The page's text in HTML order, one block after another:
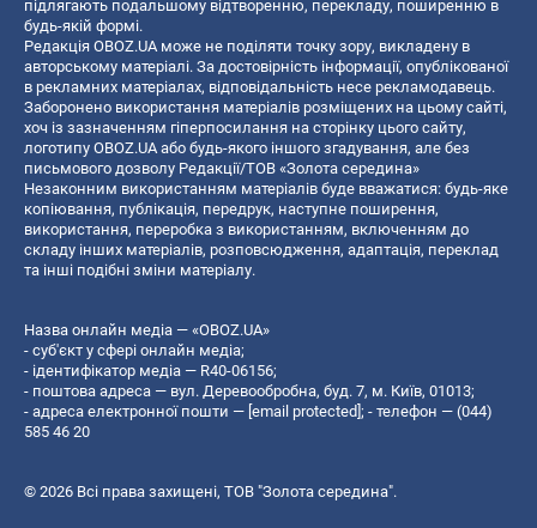
підлягають подальшому відтворенню, перекладу, поширенню в
будь-якій формі.
Редакція OBOZ.UA може не поділяти точку зору, викладену в
авторському матеріалі. За достовірність інформації, опублікованої
в рекламних матеріалах, відповідальність несе рекламодавець.
Заборонено використання матеріалів розміщених на цьому сайті,
хоч із зазначенням гіперпосилання на сторінку цього сайту,
логотипу OBOZ.UA або будь-якого іншого згадування, але без
письмового дозволу Редакції/ТОВ «Золота середина»
Незаконним використанням матеріалів буде вважатися: будь-яке
копiювання, публiкацiя, передрук, наступне поширення,
використання, переробка з використанням, включенням до
складу інших матеріалів, розповсюдження, адаптація, переклад
та інші подібні зміни матеріалу.
Назва онлайн медіа — «OBOZ.UA»
- суб'єкт у сфері онлайн медіа;
- ідентифікатор медіа — R40-06156;
- поштова адреса — вул. Деревообробна, буд. 7, м. Київ, 01013;
- адреса електронної пошти — [email protected]; - телефон — (044)
585 46 20
© 2026 Всі права захищені, ТОВ "Золота середина".